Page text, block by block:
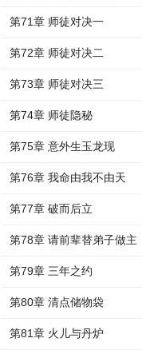
第71章 师徒对决一
第72章 师徒对决二
第73章 师徒对决三
第74章 师徒隐秘
第75章 意外生玉龙现
第76章 我命由我不由天
第77章 破而后立
第78章 请前辈替弟子做主
第79章 三年之约
第80章 清点储物袋
第81章 火儿与丹炉